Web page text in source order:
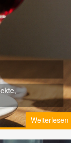
Weiterlesen